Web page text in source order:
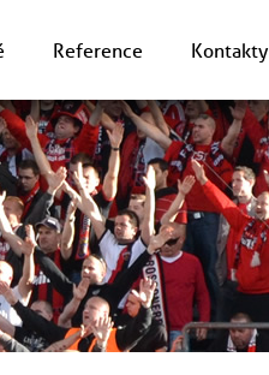
Reference Kontakty